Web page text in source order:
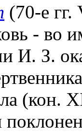
(70-е
- во
И. З.
(кон.